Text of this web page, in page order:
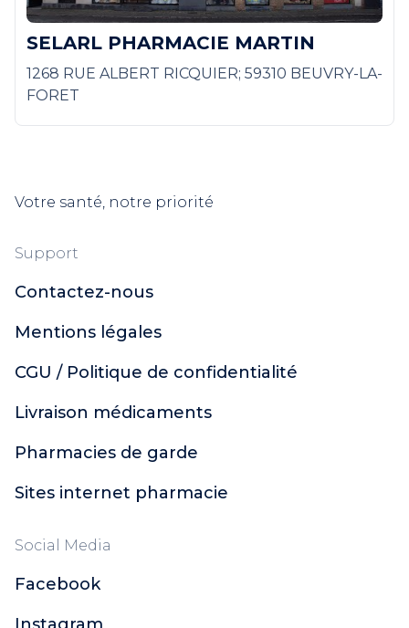
SELARL PHARMACIE MARTIN
1268 RUE ALBERT RICQUIER; 59310 BEUVRY-LA-
FORET
Votre santé, notre priorité
Support
Contactez-nous
Mentions légales
CGU / Politique de confidentialité
Livraison médicaments
Pharmacies de garde
Sites internet pharmacie
Social Media
Facebook